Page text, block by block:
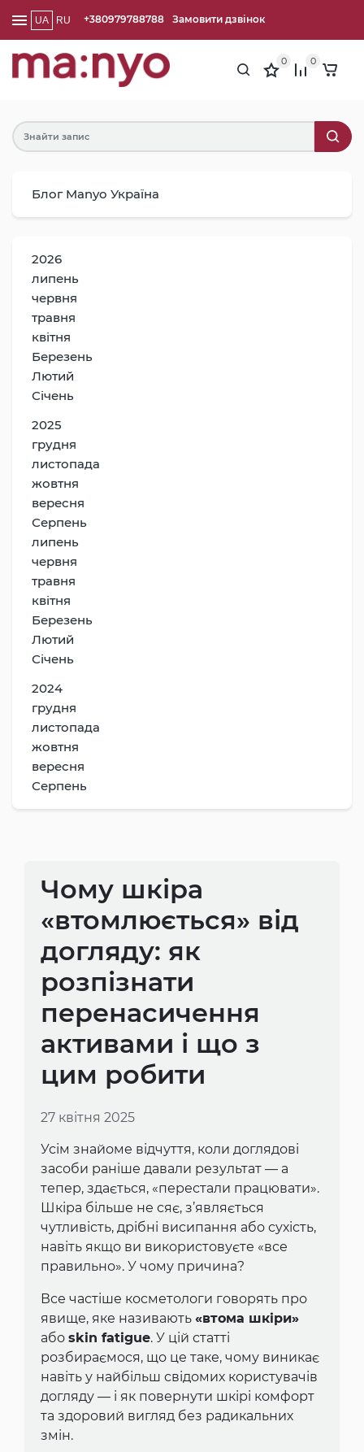
UA RU +380979788788 Замовити дзвінок
0 0
Блог Manyo Україна
2026
липень
червня
травня
квітня
Березень
Лютий
Січень
2025
грудня
листопада
жовтня
вересня
Серпень
липень
червня
травня
квітня
Березень
Лютий
Січень
2024
грудня
листопада
жовтня
вересня
Серпень
Чому шкіра
«втомлюється» від
догляду: як
розпізнати
перенасичення
активами і що з
цим робити
27 квітня 2025
Усім знайоме відчуття, коли доглядові
засоби раніше давали результат — а
тепер, здається, «перестали працювати».
Шкіра більше не сяє, з’являється
чутливість, дрібні висипання або сухість,
навіть якщо ви використовуєте «все
правильно». У чому причина?
Все частіше косметологи говорять про
явище, яке називають «втома шкіри»
або skin fatigue. У цій статті
розбираємося, що це таке, чому виникає
навіть у найбільш свідомих користувачів
догляду — і як повернути шкірі комфорт
та здоровий вигляд без радикальних
змін.